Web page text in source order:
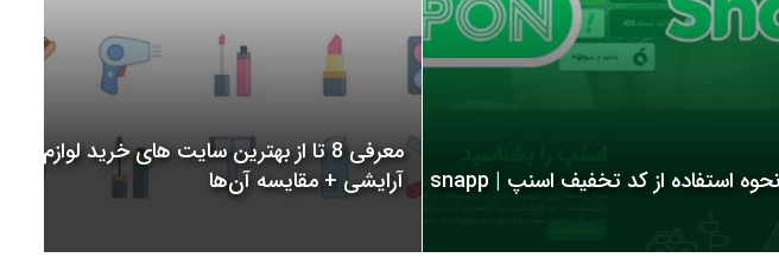
نحوه استفاده از کد تخفیف اسنپ | snapp
معرفی 8 تا از بهترین سایت های خرید لوازم
آرایشی + مقایسه آن‌ها